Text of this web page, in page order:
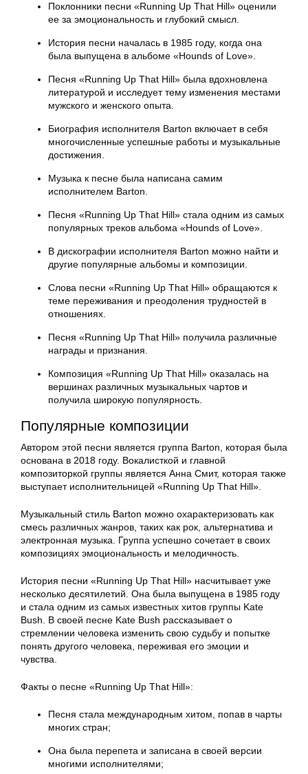
Поклонники песни «Running Up That Hill» оценили
ее за эмоциональность и глубокий смысл.
История песни началась в 1985 году, когда она
была выпущена в альбоме «Hounds of Love».
Песня «Running Up That Hill» была вдохновлена
литературой и исследует тему изменения местами
мужского и женского опыта.
Биография исполнителя Barton включает в себя
многочисленные успешные работы и музыкальные
достижения.
Музыка к песне была написана самим
исполнителем Barton.
Песня «Running Up That Hill» стала одним из самых
популярных треков альбома «Hounds of Love».
В дискографии исполнителя Barton можно найти и
другие популярные альбомы и композиции.
Слова песни «Running Up That Hill» обращаются к
теме переживания и преодоления трудностей в
отношениях.
Песня «Running Up That Hill» получила различные
награды и признания.
Композиция «Running Up That Hill» оказалась на
вершинах различных музыкальных чартов и
получила широкую популярность.
Популярные композиции
Автором этой песни является группа Barton, которая была
основана в 2018 году. Вокалисткой и главной
композиторкой группы является Анна Смит, которая также
выступает исполнительницей «Running Up That Hill».
Музыкальный стиль Barton можно охарактеризовать как
смесь различных жанров, таких как рок, альтернатива и
электронная музыка. Группа успешно сочетает в своих
композициях эмоциональность и мелодичность.
История песни «Running Up That Hill» насчитывает уже
несколько десятилетий. Она была выпущена в 1985 году
и стала одним из самых известных хитов группы Kate
Bush. В своей песне Kate Bush рассказывает о
стремлении человека изменить свою судьбу и попытке
понять другого человека, переживая его эмоции и
чувства.
Факты о песне «Running Up That Hill»:
Песня стала международным хитом, попав в чарты
многих стран;
Она была перепета и записана в своей версии
многими исполнителями;